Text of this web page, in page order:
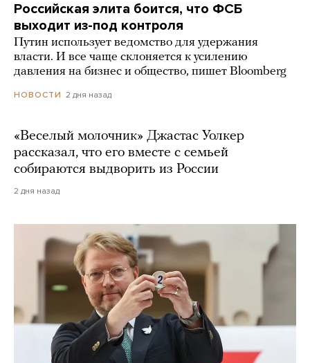
Российская элита боится, что ФСБ
выходит из-под контроля
Путин использует ведомство для удержания
власти. И все чаще склоняется к усилению
давления на бизнес и общество, пишет Bloomberg
НОВОСТИ 2 дня назад
«Веселый молочник» Джастас Уолкер
рассказал, что его вместе с семьей
собираются выдворить из России
2 дня назад